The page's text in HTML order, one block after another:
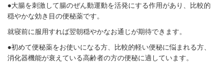
●大腸を刺激して腸のぜん動運動を活発にする作用があり、比較的
穏やかな効き目の便秘薬です。
就寝前に服用すれば翌朝穏やかなお通じが期待できます。
●初めて便秘薬をお使いになる方、比較的軽い便秘に悩まれる方、
消化器機能が衰えている高齢者の方の便秘に適しています。